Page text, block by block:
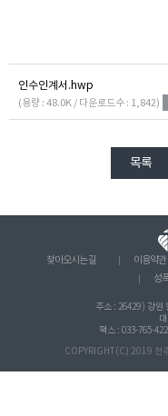
인수인계서.hwp
(용량 : 48.0K / 다운로드수 : 1,842)
목록
찾아오시는 길 이용약관
성
주소 : 26429 ) 강원
팩스 : 033-765-
COPYRIGHT(C) 2019 천